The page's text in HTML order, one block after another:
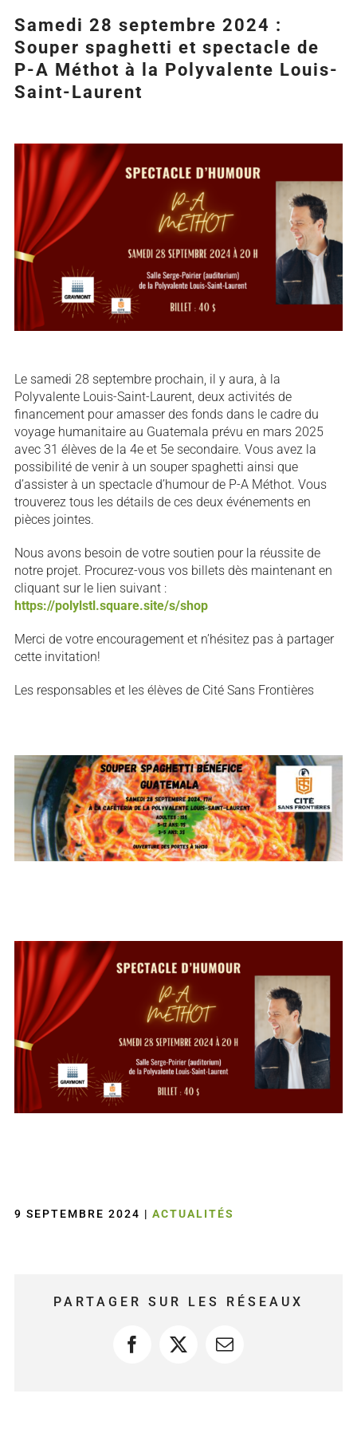
Samedi 28 septembre 2024 :
Souper spaghetti et spectacle de
P-A Méthot à la Polyvalente Louis-
Saint-Laurent
Agrandir
l&apos;image
Le samedi 28 septembre prochain, il y aura, à la
Polyvalente Louis-Saint-Laurent, deux activités de
financement pour amasser des fonds dans le cadre du
voyage humanitaire au Guatemala prévu en mars 2025
avec 31 élèves de la 4e et 5e secondaire. Vous avez la
possibilité de venir à un souper spaghetti ainsi que
d’assister à un spectacle d’humour de P-A Méthot. Vous
trouverez tous les détails de ces deux événements en
pièces jointes.
Nous avons besoin de votre soutien pour la réussite de
notre projet. Procurez-vous vos billets dès maintenant en
cliquant sur le lien suivant :
https://polylstl.square.site/s/shop
Merci de votre encouragement et n’hésitez pas à partager
cette invitation!
Les responsables et les élèves de Cité Sans Frontières
9 SEPTEMBRE 2024 | ACTUALITÉS
PARTAGER SUR LES RÉSEAUX
Facebook
X Courriel